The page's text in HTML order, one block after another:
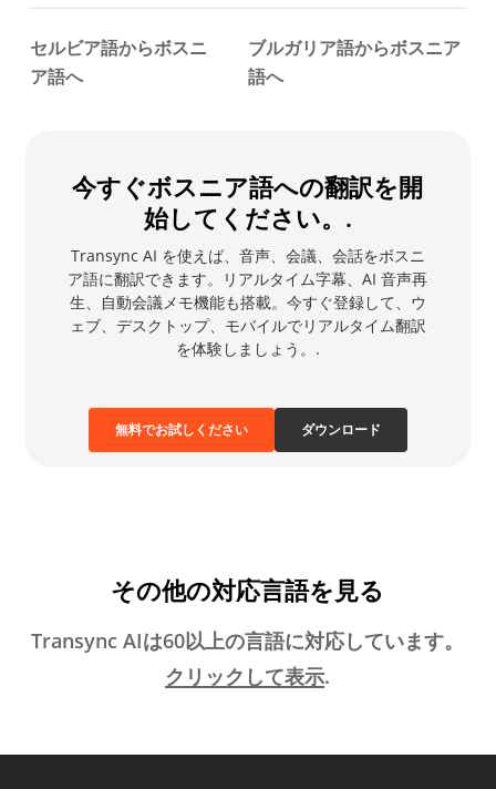
セルビア語からボスニ
ア語へ
ブルガリア語からボスニア
語へ
今すぐボスニア語への翻訳を開
始してください。.
Transync AI を使えば、音声、会議、会話をボスニ
ア語に翻訳できます。リアルタイム字幕、AI 音声再
生、自動会議メモ機能も搭載。今すぐ登録して、ウ
ェブ、デスクトップ、モバイルでリアルタイム翻訳
を体験しましょう。.
無料でお試しください ダウンロード
その他の対応言語を見る
Transync AIは60以上の言語に対応しています。
クリックして表示.